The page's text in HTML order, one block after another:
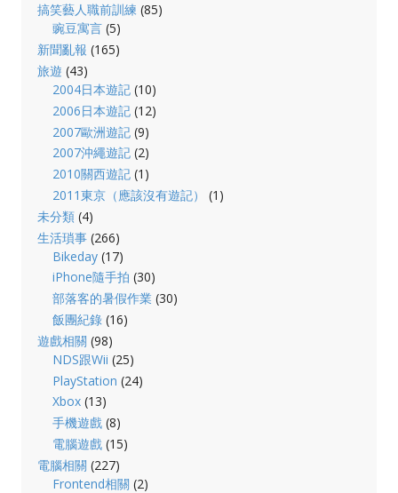
搞笑藝人職前訓練 (85)
豌豆寓言 (5)
新聞亂報 (165)
旅遊 (43)
2004日本遊記 (10)
2006日本遊記 (12)
2007歐洲遊記 (9)
2007沖繩遊記 (2)
2010關西遊記 (1)
2011東京（應該沒有遊記）
(1)
未分類(4)
生活瑣事(266)
Bikeday (17)
iPhone隨手拍 (30)
部落客的暑假作業 (30)
飯團紀錄 (16)
遊戲相關 (98)
NDS跟Wii (25)
PlayStation (24)
Xbox (13)
手機遊戲 (8)
電腦遊戲 (15)
電腦相關 (227)
Frontend相關 (2)